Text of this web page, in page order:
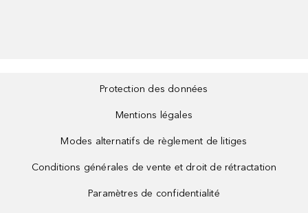
Protection des données
Mentions légales
Modes alternatifs de règlement de litiges
Conditions générales de vente et droit de rétractation
Paramètres de confidentialité